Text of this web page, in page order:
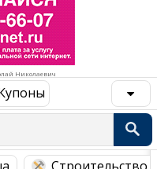
Николаевич
организации
интересно